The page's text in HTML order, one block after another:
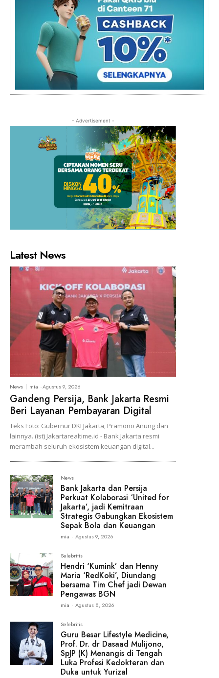
- Advertisement -
Latest News
News mia -Agustus 9, 2026
Gandeng Persija, Bank Jakarta Resmi
Beri Layanan Pembayaran Digital
Teks Foto: Gubernur DKI Jakarta, Pramono Anung dan
lainnya. (ist) Jakartarealtime.id - Bank Jakarta resmi
merambah seluruh ekosistem keuangan digital...
News
Bank Jakarta dan Persija
Perkuat Kolaborasi ‘United for
Jakarta’, jadi Kemitraan
Strategis Gabungkan Ekosistem
Sepak Bola dan Keuangan
mia - Agustus 9, 2026
Selebritis
Hendri ‘Kumink’ dan Henny
Maria ‘RedKoki’, Diundang
bersama Tim Chef jadi Dewan
Pengawas BGN
mia - Agustus 8, 2026
Selebritis
Guru Besar Lifestyle Medicine,
Prof. Dr. dr Dasaad Mulijono,
SpJP (K) Menangis di Tengah
Luka Profesi Kedokteran dan
Duka untuk Yurizal